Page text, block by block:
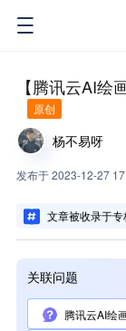
【腾讯云AI
原创
杨不易呀
发布于2023-12-27
文章被收录于专
关联问题
腾讯云AI绘